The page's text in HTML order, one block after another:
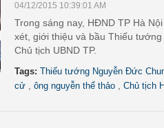
04/12/2015 10:39:01 AM
Trong sáng nay, HĐND TP Hà
xét, giới thiệu và bầu Thiếu
Chủ tịch UBND TP.
Tags: Thiếu tướng Nguyễn Đức
cử
ông nguyễn thế thảo Chủ tịch